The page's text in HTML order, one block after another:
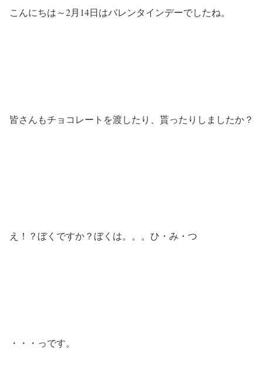
こんにちは～2月14日はバレンタインデーでしたね。
皆さんもチョコレートを渡したり、貰ったりしましたか？
え！？ぼくですか？ぼくは。。。ひ・み・つ
・・・っです。